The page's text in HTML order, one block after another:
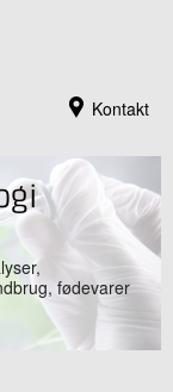
Kontakt
fødevarer
og
i hele